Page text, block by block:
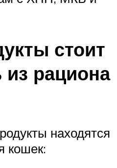
стоит
рациона
находятся
кошек: